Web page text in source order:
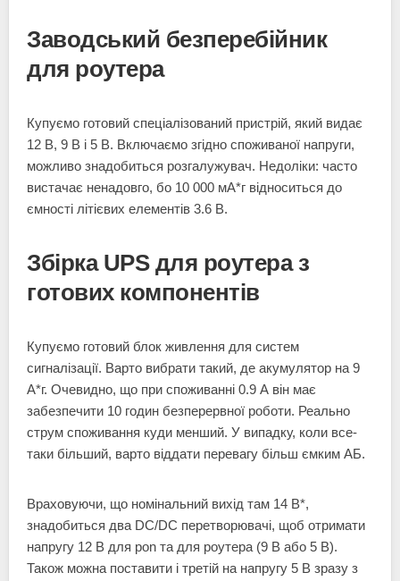
Заводський безперебійник
для роутера
Купуємо готовий спеціалізований пристрій, який видає
12 В, 9 В і 5 В. Включаємо згідно споживаної напруги,
можливо знадобиться розгалужувач. Недоліки: часто
вистачає ненадовго, бо 10 000 мА*г відноситься до
ємності літієвих елементів 3.6 В.
Збірка UPS для роутера з
готових компонентів
Купуємо готовий блок живлення для систем
сигналізації. Варто вибрати такий, де акумулятор на 9
А*г. Очевидно, що при споживанні 0.9 А він має
забезпечити 10 годин безперервної роботи. Реально
струм споживання куди менший. У випадку, коли все-
таки більший, варто віддати перевагу більш ємким АБ.
Враховуючи, що номінальний вихід там 14 В*,
знадобиться два DC/DC перетворювачі, щоб отримати
напругу 12 В для pon та для роутера (9 В або 5 В).
Також можна поставити і третій на напругу 5 В зразу з